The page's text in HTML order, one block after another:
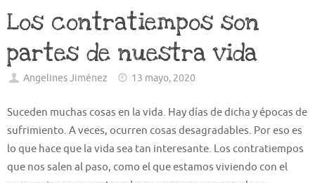
Los contratiempos son
partes de nuestra vida
Angelines Jiménez 13 mayo, 2020
Suceden muchas cosas en la vida. Hay días de dicha y épocas de
sufrimiento. A veces, ocurren cosas desagradables. Por eso es
lo que hace que la vida sea tan interesante. Los contratiempos
que nos salen al paso, como el que estamos viviendo con el